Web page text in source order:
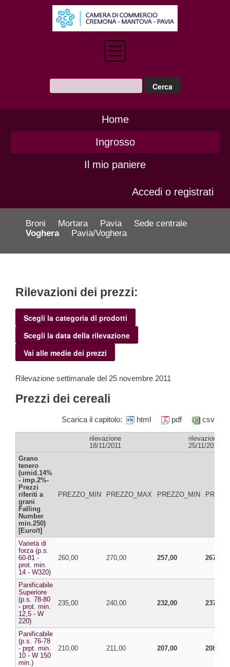
Home
Ingrosso
Il mio paniere
Accedi o registrati
Broni Mortara Pavia
Sede centrale
Voghera
Pavia/Voghera
Rilevazioni dei prezzi:
Scegli la categoria di prodotti
Scegli la data della rilevazione
Vai alle medie dei prezzi
Rilevazione settimanale del 25 novembre 2011
Prezzi dei cereali
Scarica il capitolo: html pdf csv
rilevazione
18/11/2011
rilevazione
25/11/2011
Grano
tenero
(umid.14%
- imp.2%-
Prezzi
riferiti a
grani
Falling
Number
min.250)
[Euro/t]
PREZZO_MIN PREZZO_MAX PREZZO_MIN
Varietà di
forza (p.s.
60-81 -
prot. min.
14 - W320)
260,00 270,00 257,00 267,00
Panificabile
Superiore
(p.s. 78-80
- prot. min.
12,5 - W
220)
235,00 240,00 232,00 237,00
Panificabile
(p.s. 76-78
- prpt. min.
10 - W 150
min.)
210,00 211,00 207,00 208,00